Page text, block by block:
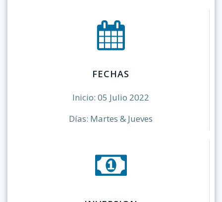
FECHAS
Inicio: 05 Julio 2022
Días: Martes & Jueves